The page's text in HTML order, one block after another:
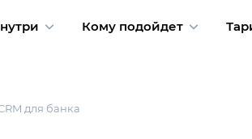
Кому подойдет
для банка